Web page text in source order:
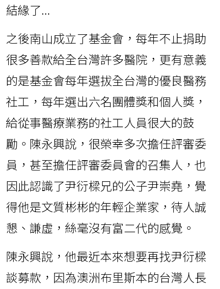
結緣了...
之後南山成立了基金會，每年不止捐助
很多善款給全台灣許多醫院，更有意義
的是基金會每年選拔全台灣的優良醫務
社工，每年選出六名團體獎和個人獎，
給從事醫療業務的社工人員很大的鼓
勵。陳永興說，很榮幸多次擔任評審委
員，甚至擔任評審委員會的召集人，也
因此認識了尹衍樑兄的公子尹崇堯，覺
得他是文質彬彬的年輕企業家，待人誠
懇、謙虛，絲毫沒有富二代的感覺。
陳永興說，他最近本來想要再找尹衍樑
談募款，因為澳洲布里斯本的台灣人長